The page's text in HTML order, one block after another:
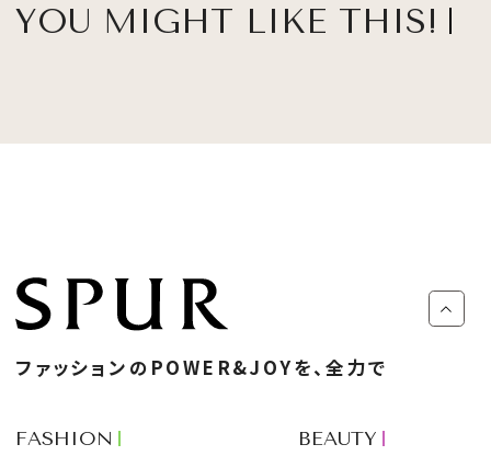
YOU MIGHT LIKE THIS!
ファッションのPOWER&JOYを、全力で
FASHION BEAUTY